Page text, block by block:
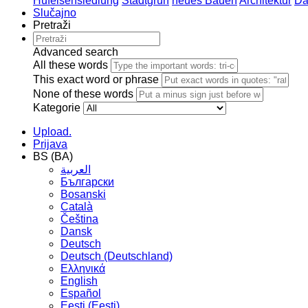
Slučajno
Pretraži
Advanced search
All these words
This exact word or phrase
None of these words
Kategorie
Upload.
Prijava
BS (BA)
العربية
Български
Bosanski
Сatalà
Čeština
Dansk
Deutsch
Deutsch (Deutschland)
Ελληνικά
English
Español
Eesti (Eesti)